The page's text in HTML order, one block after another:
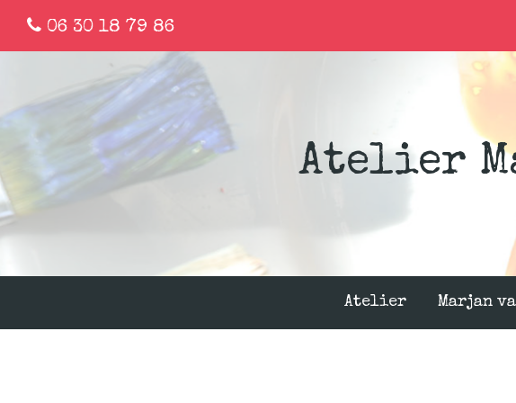
06 30 18 79 86
Atelier
Atelier Marjan